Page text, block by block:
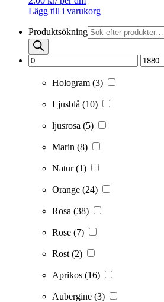
Lägg till i varukorg
Produktsökning
Hologram (3)
Ljusblå (10)
ljusrosa (5)
Marin (8)
Natur(1)
Orange (24)
Rosa (38)
Rose (7)
Rost (2)
Aprikos (16)
Aubergine (3)